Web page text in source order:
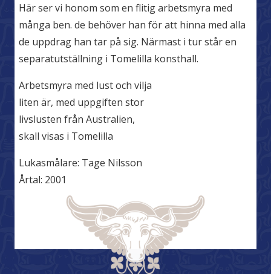
Här ser vi honom som en flitig arbetsmyra med
många ben. de behöver han för att hinna med alla
de uppdrag han tar på sig. Närmast i tur står en
separatutställning i Tomelilla konsthall.
Arbetsmyra med lust och vilja
liten är, med uppgiften stor
livslusten från Australien,
skall visas i Tomelilla
Lukasmålare: Tage Nilsson
Årtal: 2001